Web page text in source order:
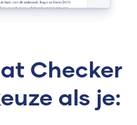
Checker
als je: